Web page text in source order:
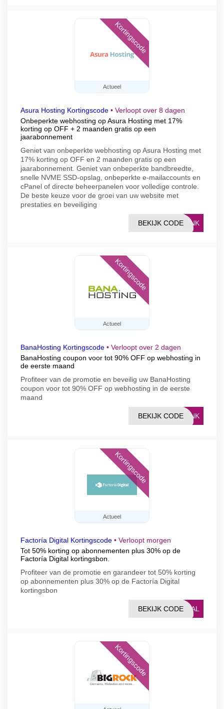
Actueel
Kortingscode
Asura Hosting Kortingscode • Verloopt over 8 dagen
Onbeperkte webhosting op Asura Hosting met 17%
korting op OFF + 2 maanden gratis op een
jaarabonnement
Geniet van onbeperkte webhosting op Asura Hosting met
17% korting op OFF en 2 maanden gratis op een
jaarabonnement. Geniet van onbeperkte bandbreedte,
snelle NVME SSD-opslag, onbeperkte e-mailaccounts en
cPanel of directe beheerpanelen voor volledige controle.
De beste keuze voor de groei van uw website met
prestaties en beveiliging
LINK
BEKIJK CODE
Actueel
Kortingscode
BanaHosting Kortingscode • Verloopt over 2 dagen
BanaHosting coupon voor tot 90% OFF op webhosting in
de eerste maand
Profiteer van de promotie en beveilig uw BanaHosting
coupon voor tot 90% OFF op webhosting in de eerste
maand
LINK
BEKIJK CODE
Actueel
Kortingscode
Factoría Digital Kortingscode • Verloopt morgen
Tot 50% korting op abonnementen plus 30% op de
Factoría Digital kortingsbon.
Profiteer van de promotie en garandeer tot 50% korting
op abonnementen plus 30% op de Factoría Digital
kortingsbon
ITAL
BEKIJK CODE
Kortingscode